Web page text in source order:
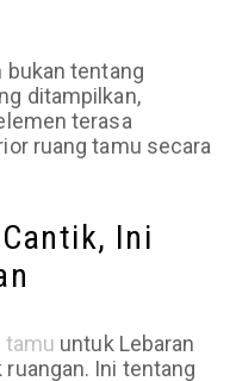
bukan tentang
ditampilkan,
terasa
ruang tamu secara
Ini
tamu untuk Lebaran
Ini tentang